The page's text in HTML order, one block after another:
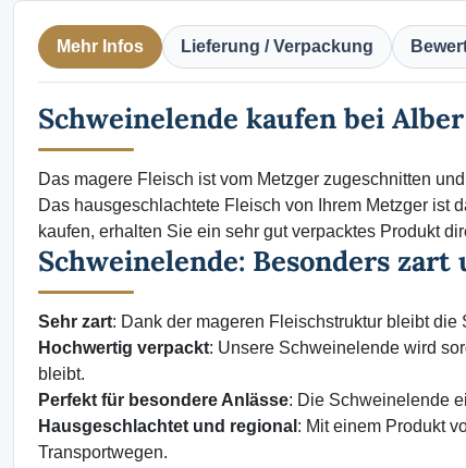
Mehr Infos Lieferung / Verpackung
Schweinelende kaufen bei
Das magere Fleisch ist vom Metzger zugeschnitten
Das hausgeschlachtete Fleisch von Ihrem Metzger ist
kaufen, erhalten Sie ein sehr gut verpacktes Produkt
Schweinelende: Besonders
Sehr zart: Dank der mageren Fleischstruktur bleibt
Hochwertig verpackt: Unsere Schweinelende wird
bleibt.
Perfekt für besondere Anlässe: Die Schweinelende
Hausgeschlachtet und regional : Mit einem Produkt
Transportwegen.